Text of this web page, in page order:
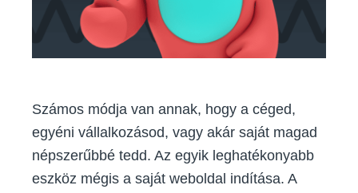
Számos módja van annak, hogy a céged,
egyéni vállalkozásod, vagy akár saját magad
népszerűbbé tedd. Az egyik leghatékonyabb
eszköz mégis a saját weboldal indítása. A